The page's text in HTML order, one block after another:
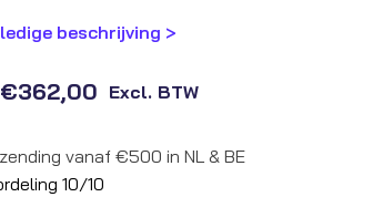
beschrijving >
€362,00 Excl. BTW
vanaf €500 in NL & BE
10/10